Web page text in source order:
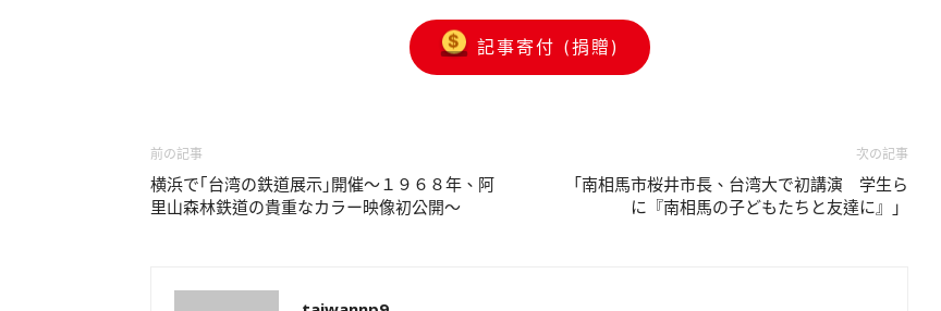
記事寄付 (捐贈)
前の記事
横浜で｢台湾の鉄道展示｣開催～１９６８年、阿
里山森林鉄道の貴重なカラー映像初公開～
次の記事
「南相馬市桜井市長、台湾大で初講演 学生ら
に『南相馬の子どもたちと友達に』」